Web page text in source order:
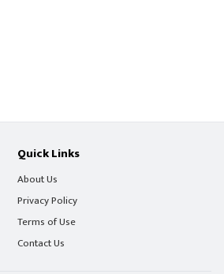
Quick Links
About Us
Privacy Policy
Terms of Use
Contact Us